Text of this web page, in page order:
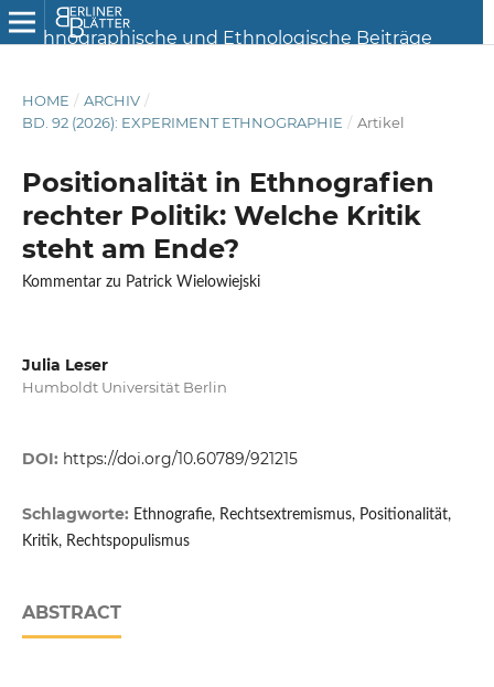
HOME / ARCHIV /
BD. 92 (2026): EXPERIMENT ETHNOGRAPHIE / Artikel
Positionalität in Ethnografien
rechter Politik: Welche Kritik
steht am Ende?
Kommentar zu Patrick Wielowiejski
Julia Leser
Humboldt Universität Berlin
DOI: https://doi.org/10.60789/921215
Schlagworte: Ethnografie, Rechtsextremismus, Positionalität,
Kritik, Rechtspopulismus
ABSTRACT